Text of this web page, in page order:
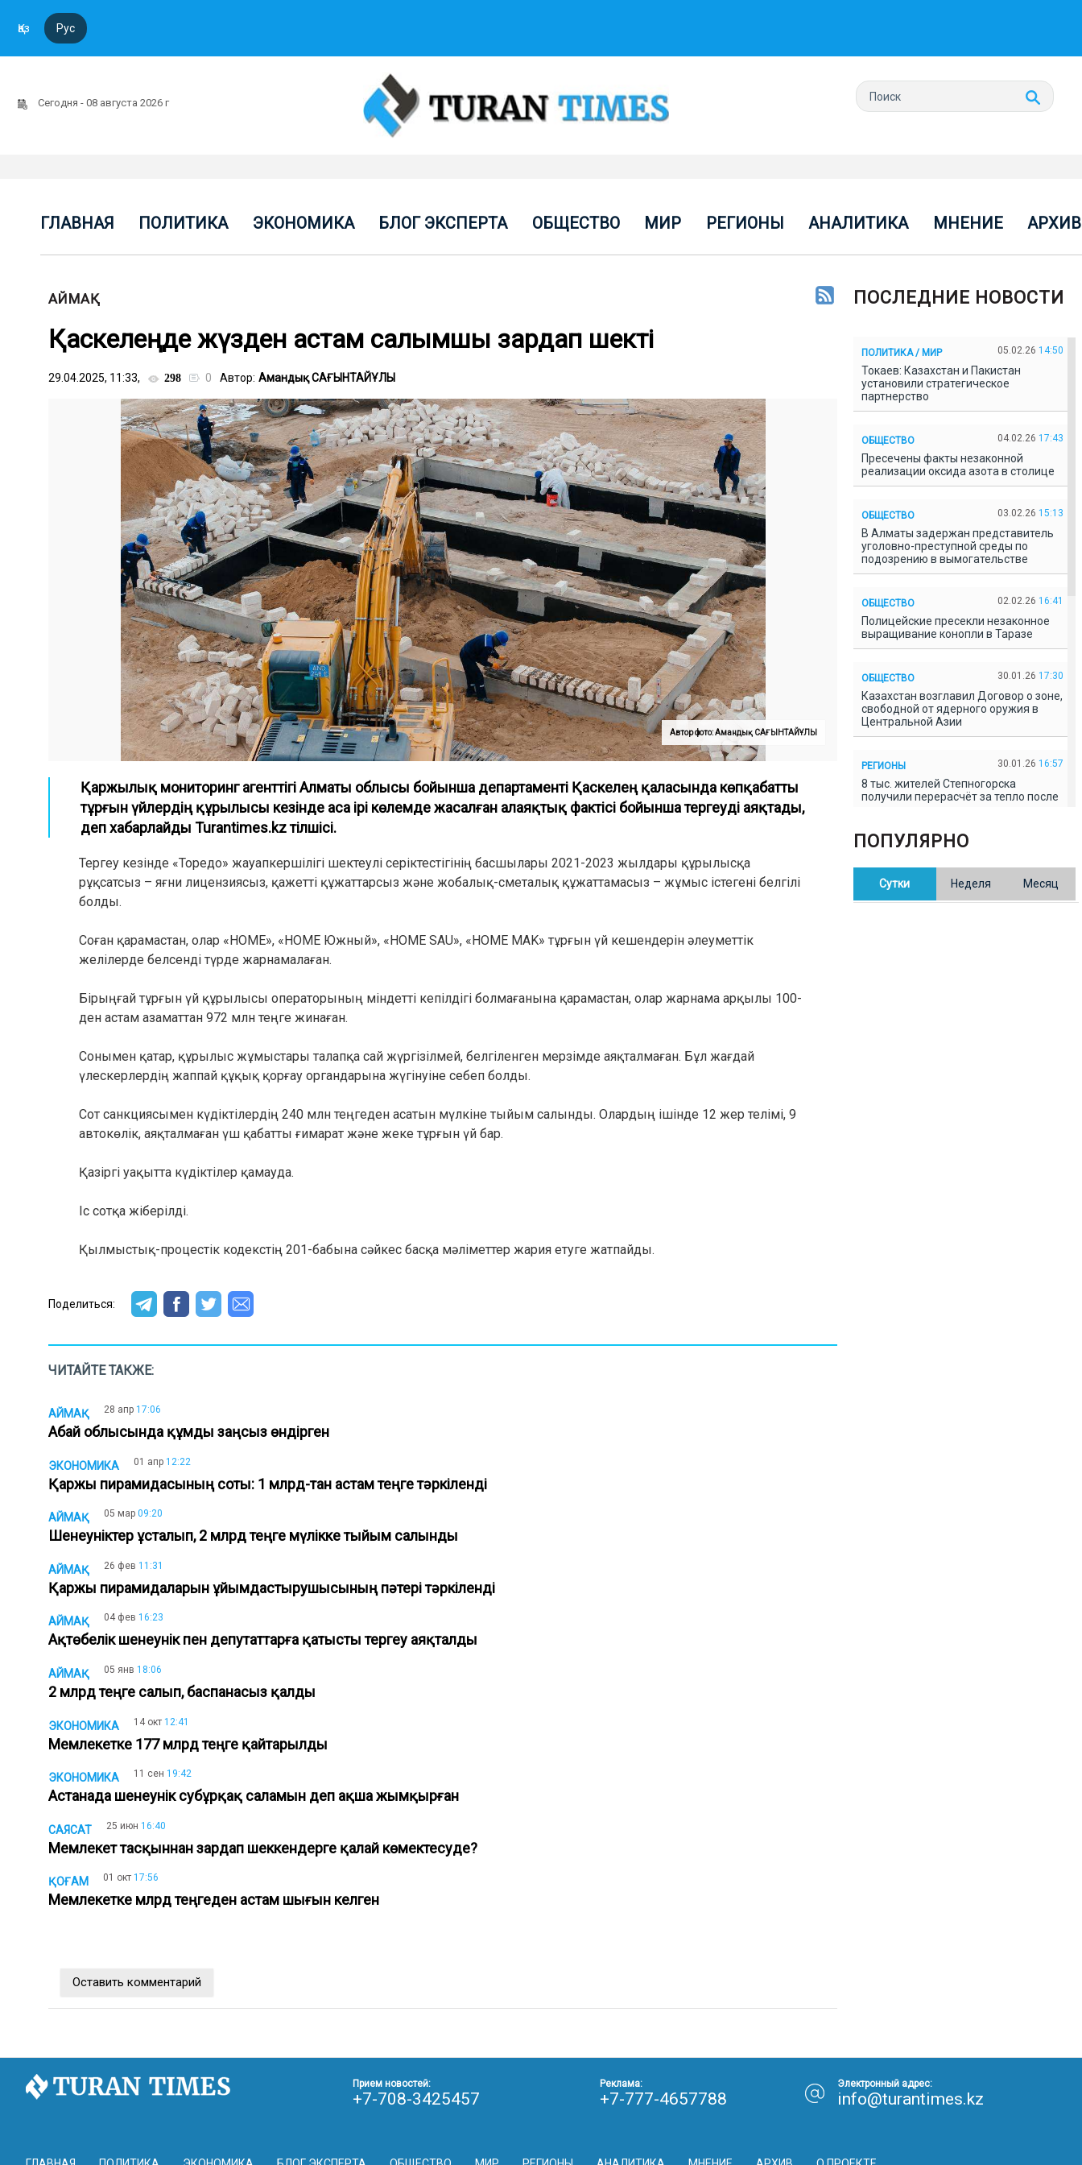
Қаз Рус
Сегодня - 08 августа 2026 г
ГЛАВНАЯ ПОЛИТИКА ЭКОНОМИКА БЛОГ ЭКСПЕРТА ОБЩЕСТВО МИР РЕГИОНЫ АНАЛИТИКА МНЕНИЕ АРХИВ
АЙМАҚ
Қаскелеңде жүзден астам салымшы зардап шекті
29.04.2025, 11:33, 298 0 Автор: Амандық САҒЫНТАЙҰЛЫ
Автор фото: Амандық САҒЫНТАЙҰЛЫ
Қаржылық мониторинг агенттігі Алматы облысы бойынша департаменті Қаскелең қаласында көпқабатты
тұрғын үйлердің құрылысы кезінде аса ірі көлемде жасалған алаяқтық фактісі бойынша тергеуді аяқтады,
деп хабарлайды Turantimes.kz тілшісі.
Тергеу кезінде «Торедо» жауапкершілігі шектеулі серіктестігінің басшылары 2021-2023 жылдары құрылысқа
рұқсатсыз – яғни лицензиясыз, қажетті құжаттарсыз және жобалық-сметалық құжаттамасыз – жұмыс істегені белгілі
болды.
Соған қарамастан, олар «НOME», «НOME Южный», «НOME SAU», «НOME МAK» тұрғын үй кешендерін әлеуметтік
желілерде белсенді түрде жарнамалаған.
Бірыңғай тұрғын үй құрылысы операторының міндетті кепілдігі болмағанына қарамастан, олар жарнама арқылы 100-
ден астам азаматтан 972 млн теңге жинаған.
Сонымен қатар, құрылыс жұмыстары талапқа сай жүргізілмей, белгіленген мерзімде аяқталмаған. Бұл жағдай
үлескерлердің жаппай құқық қорғау органдарына жүгінуіне себеп болды.
Сот санкциясымен күдіктілердің 240 млн теңгеден асатын мүлкіне тыйым салынды. Олардың ішінде 12 жер телімі, 9
автокөлік, аяқталмаған үш қабатты ғимарат және жеке тұрғын үй бар.
Қазіргі уақытта күдіктілер қамауда.
Іс сотқа жіберілді.
Қылмыстық-процестік кодекстің 201-бабына сәйкес басқа мәліметтер жария етуге жатпайды.
Поделиться:
ЧИТАЙТЕ ТАКЖЕ:
АЙМАҚ 28 апр 17:06
Абай облысында құмды заңсыз өндірген
ЭКОНОМИКА 01 апр 12:22
Қаржы пирамидасының соты: 1 млрд-тан астам теңге тәркіленді
АЙМАҚ 05 мар 09:20
Шенеуніктер ұсталып, 2 млрд теңге мүлікке тыйым салынды
АЙМАҚ 26 фев 11:31
Қаржы пирамидаларын ұйымдастырушысының пәтері тәркіленді
АЙМАҚ 04 фев 16:23
Ақтөбелік шенеунік пен депутаттарға қатысты тергеу аяқталды
АЙМАҚ 05 янв 18:06
2 млрд теңге салып, баспанасыз қалды
ЭКОНОМИКА 14 окт 12:41
Мемлекетке 177 млрд теңге қайтарылды
ЭКОНОМИКА 11 сен 19:42
Астанада шенеунік субұрқақ саламын деп ақша жымқырған
САЯСАТ 25 июн 16:40
Мемлекет тасқыннан зардап шеккендерге қалай көмектесуде?
ҚОҒАМ 01 окт 17:56
Мемлекетке млрд теңгеден астам шығын келген
Оставить комментарий
ПОСЛЕДНИЕ НОВОСТИ
ПОЛИТИКА / МИР 05.02.26 14:50
Токаев: Казахстан и Пакистан
установили стратегическое
партнерство
ОБЩЕСТВО 04.02.26 17:43
Пресечены факты незаконной
реализации оксида азота в столице
ОБЩЕСТВО 03.02.26 15:13
В Алматы задержан представитель
уголовно-преступной среды по
подозрению в вымогательстве
ОБЩЕСТВО 02.02.26 16:41
Полицейские пресекли незаконное
выращивание конопли в Таразе
ОБЩЕСТВО 30.01.26 17:30
Казахстан возглавил Договор о зоне,
свободной от ядерного оружия в
Центральной Азии
РЕГИОНЫ 30.01.26 16:57
8 тыс. жителей Степногорска
получили перерасчёт за тепло после
В Казахстане готовят новую
редакцию Конституции: меняется
ПОПУЛЯРНО
Сутки Неделя Месяц
Прием новостей:
+7-708-3425457
Реклама:
+7-777-4657788
Электронный адрес:
info@turantimes.kz